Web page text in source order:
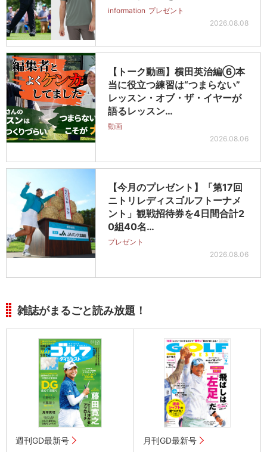
information プレゼント
2026.08.08
【トーク動画】横田英治編⑥本
当に役立つ練習は“つまらない”
レッスン・オブ・ザ・イヤーが
語るレッスン…
動画
2026.08.06
【今月のプレゼント】「第17回
ニトリレディスゴルフトーナメ
ント」観戦招待券を4日間合計2
0組40名…
プレゼント
2026.08.06
雑誌がまるごと読み放題！
週刊GD最新号 月刊GD最新号